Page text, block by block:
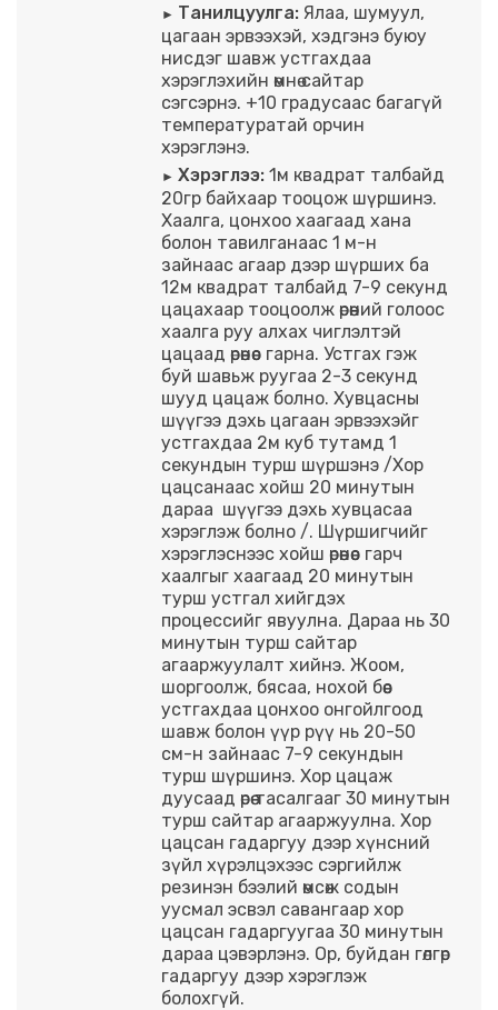
Танилцуулга:Ялаа, шумуул,
цагаан эрвээхэй, хэдгэнэ буюу
нисдэг шавж устгахдаа
хэрэглэхийн өмнө сайтар
сэгсэрнэ. +10 градусаас багагүй
температуратай орчин
хэрэглэнэ.
Хэрэглээ:1м квадрат талбайд
20гр байхаар тооцож шүршинэ.
Хаалга, цонхоо хаагаад хана
болон тавилганаас 1 м-н
зайнаас агаар дээр шүрших ба
12м квадрат талбайд 7-9 секунд
цацахаар тооцоолж өрөөний голоос
хаалга руу алхах чиглэлтэй
цацаад өрөөнөөс гарна. Устгах гэж
буй шавьж руугаа 2-3 секунд
шууд цацаж болно. Хувцасны
шүүгээ дэхь цагаан эрвээхэйг
устгахдаа 2м куб тутамд 1
секундын турш шүршэнэ /Хор
цацсанаас хойш 20 минутын
дараа шүүгээ дэхь хувцасаа
хэрэглэж болно /. Шүршигчийг
хэрэглэснээс хойш өрөөнөөс гарч
хаалгыг хаагаад 20 минутын
турш устгал хийгдэх
процессийг явуулна. Дараа нь 30
минутын турш сайтар
агааржуулалт хийнэ. Жоом,
шоргоолж, бясаа, нохой бөөс
устгахдаа цонхоо онгойлгоод
шавж болон үүр рүү нь 20-50
см-н зайнаас 7-9 секундын
турш шүршинэ. Хор цацаж
дуусаад өрөө тасалгааг 30 минутын
турш сайтар агааржуулна. Хор
цацсан гадаргуу дээр хүнсний
зүйл хүрэлцэхээс сэргийлж
резинэн бээлий өмсөж содын
уусмал эсвэл савангаар хор
цацсан гадаргуугаа 30 минутын
дараа цэвэрлэнэ. Ор, буйдан гөлгөр
гадаргуу дээр хэрэглэж
болохгүй.